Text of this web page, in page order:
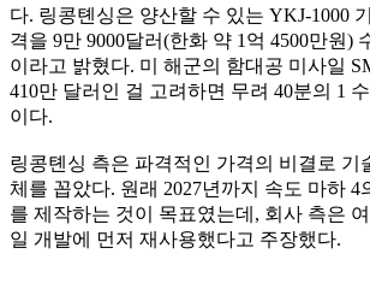
다. 링콩톈싱은 양산할 수 있는 YKJ-1000
격을 9만 9000달러(한화 약 1억 4500만원)
이라고 밝혔다. 미 해군의 함대공 미사일
410만 달러인 걸 고려하면 무려 40분의 1
이다.
링콩톈싱 측은 파격적인 가격의 비결로 기
체를 꼽았다. 원래 2027년까지 속도 마하 4
를 제작하는 것이 목표였는데, 회사 측은
일 개발에 먼저 재사용했다고 주장했다.